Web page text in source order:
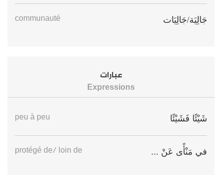
جَالِيَة/جَالِيَات communauté
عبارات
Expressions
شَيْئًا فَشَيْئًا peu à peu
في مَنْأًى عَنْ ... protégé de/ loin de